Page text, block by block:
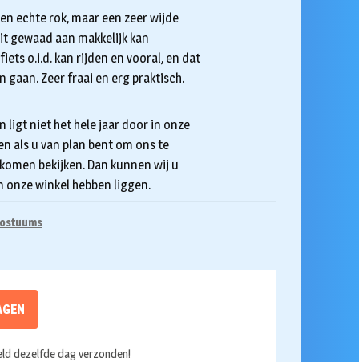
echte rok, maar een zeer wijde
gewaad aan makkelijk kan
o.i.d. kan rijden en vooral, en dat
gaan. Zeer fraai en erg praktisch.
ligt niet het hele jaar door in onze
als u van plan bent om ons te
bekijken. Dan kunnen wij u
winkel hebben liggen.
dezelfde dag verzonden!